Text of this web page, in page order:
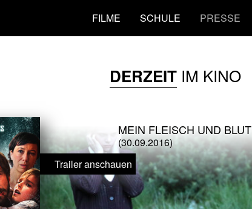
FILME SCHULE PRESSE
DERZEITIM KINO
MEIN FLEISCH UND BLUT
(30.09.2016)
Trailer anschauen